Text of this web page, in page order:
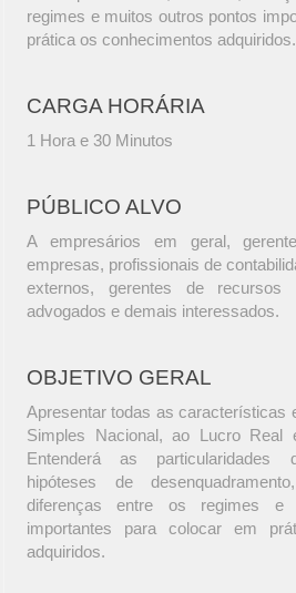
regimes e muitos outros pontos
prática os conhecimentos adquiridos.
CARGA HORÁRIA
1 Hora e 30 Minutos
PÚBLICO ALVO
A empresários em geral,
empresas, profissionais de
externos, gerentes de recursos
advogados e demais interessados.
OBJETIVO GERAL
Apresentar todas as características
Simples Nacional, ao Lucro Real
Entenderá as particularidades
hipóteses de
diferenças entre os regimes e
importantes para colocar em
adquiridos.